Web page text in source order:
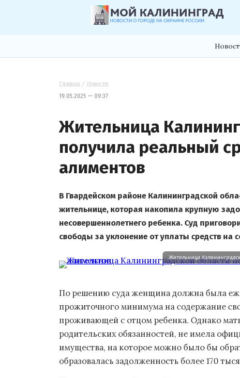
Главная / Новости
19.05.2025 — 09:37
Жительница
получила реальный
алиментов
В Гвардейском районе Калининградской
жительнице, которая накопила крупную
несовершеннолетнего ребенка. Суд
свободы за уклонение от уплаты средств на
Жительница
По решению суда женщина должна была
прожиточного минимума на содержание
проживающей с отцом ребенка. Однако
родительских обязанностей, не имела
имущества, на которое можно было бы
образовалась задолженность более 170